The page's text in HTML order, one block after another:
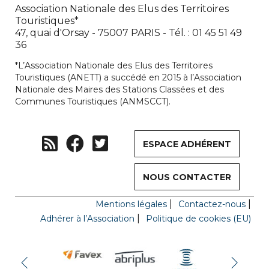
Association Nationale des Elus des Territoires
Touristiques*
47, quai d'Orsay - 75007 PARIS - Tél. : 01 45 51 49
36
*L’Association Nationale des Elus des Territoires
Touristiques (ANETT) a succédé en 2015 à l’Association
Nationale des Maires des Stations Classées et des
Communes Touristiques (ANMSCCT).
ESPACE ADHÉRENT
NOUS CONTACTER
Mentions légales
Contactez-nous
Adhérer à l’Association
Politique de cookies (EU)